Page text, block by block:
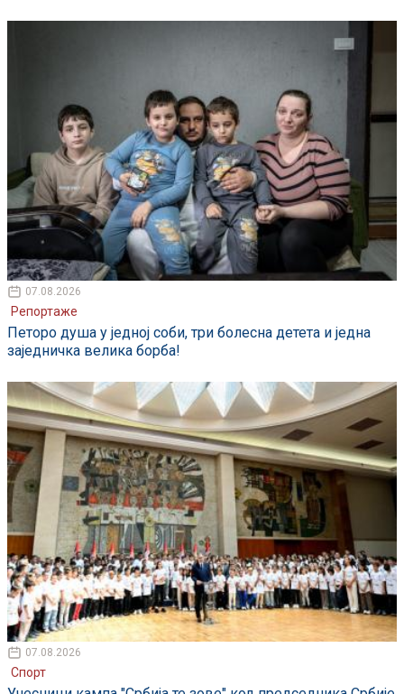
07.08.2026
Репортаже
Петоро душа у једној соби, три болесна детета и једна
заједничка велика борба!
07.08.2026
Спорт